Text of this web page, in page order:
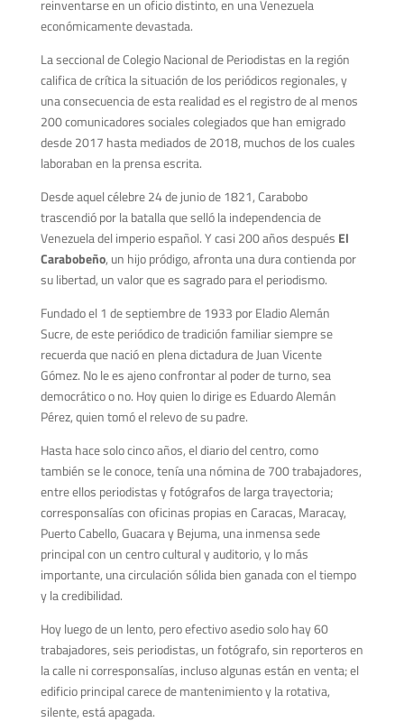
reinventarse en un oficio distinto, en una Venezuela
económicamente devastada.
La seccional de Colegio Nacional de Periodistas en la región
califica de crítica la situación de los periódicos regionales, y
una consecuencia de esta realidad es el registro de al menos
200 comunicadores sociales colegiados que han emigrado
desde 2017 hasta mediados de 2018, muchos de los cuales
laboraban en la prensa escrita.
Desde aquel célebre 24 de junio de 1821, Carabobo
trascendió por la batalla que selló la independencia de
Venezuela del imperio español. Y casi 200 años después El
Carabobeño, un hijo pródigo, afronta una dura contienda por
su libertad, un valor que es sagrado para el periodismo.
Fundado el 1 de septiembre de 1933 por Eladio Alemán
Sucre, de este periódico de tradición familiar siempre se
recuerda que nació en plena dictadura de Juan Vicente
Gómez. No le es ajeno confrontar al poder de turno, sea
democrático o no. Hoy quien lo dirige es Eduardo Alemán
Pérez, quien tomó el relevo de su padre.
Hasta hace solo cinco años, el diario del centro, como
también se le conoce, tenía una nómina de 700 trabajadores,
entre ellos periodistas y fotógrafos de larga trayectoria;
corresponsalías con oficinas propias en Caracas, Maracay,
Puerto Cabello, Guacara y Bejuma, una inmensa sede
principal con un centro cultural y auditorio, y lo más
importante, una circulación sólida bien ganada con el tiempo
y la credibilidad.
Hoy luego de un lento, pero efectivo asedio solo hay 60
trabajadores, seis periodistas, un fotógrafo, sin reporteros en
la calle ni corresponsalías, incluso algunas están en venta; el
edificio principal carece de mantenimiento y la rotativa,
silente, está apagada.